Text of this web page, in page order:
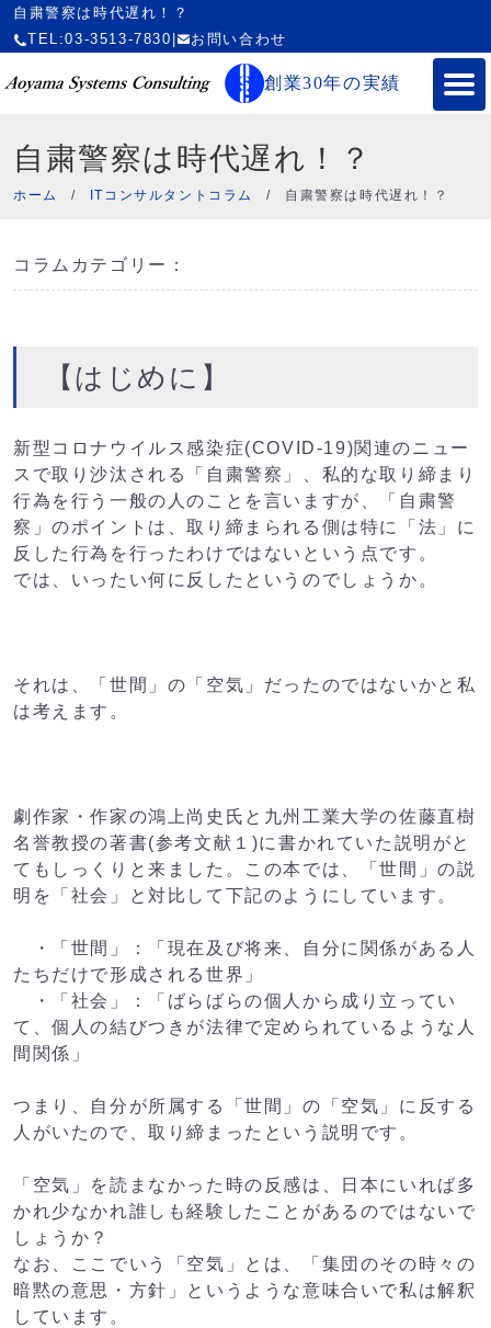
自粛警察は時代遅れ！？
TEL:03-3513-7830
お問い合わせ
創業30年の実績
自粛警察は時代遅れ！？
ホーム / ITコンサルタントコラム / 自粛警察は時代遅れ！？
コラムカテゴリー：
【はじめに】
新型コロナウイルス感染症(COVID-19)関連のニュー
スで取り沙汰される「自粛警察」、私的な取り締まり
行為を行う一般の 人のことを言いますが、「自粛警
察」のポイントは、取り締ま られる側は特に「法」に
反した行為を行ったわけではない という点です。
では、いったい何に反したというのでしょうか。
それは、「世間」の「空気」だったのではないかと私
は考えます。
劇作家・作家の鴻上尚史氏と九州工業大学の佐藤直樹
名誉教授の著書(参考文献１)に書かれていた説明がと
てもしっくりと来ました。この本では、「世間」の説
明を「社会」と対比して 下記のようにしています。
・「世間」：「現在及び将来、自分に関係がある人
たちだけで形成される世界」
・「社会」：「ばらばらの個人から成り立ってい
て、個人の結びつきが法律で定められているような人
間関係」
つまり、自分が所属する「世間」の「空気」に反する
人がいたので、取り締まったという説明です。
「空気」を読まなかった時の反感は、日本にいれば多
かれ少なかれ誰しも経験したことがあるのではないで
しょうか？
なお、ここでいう「空気」とは、「集団のその時々の
暗黙の意思・方針」というような意味合いで私は解釈
しています。